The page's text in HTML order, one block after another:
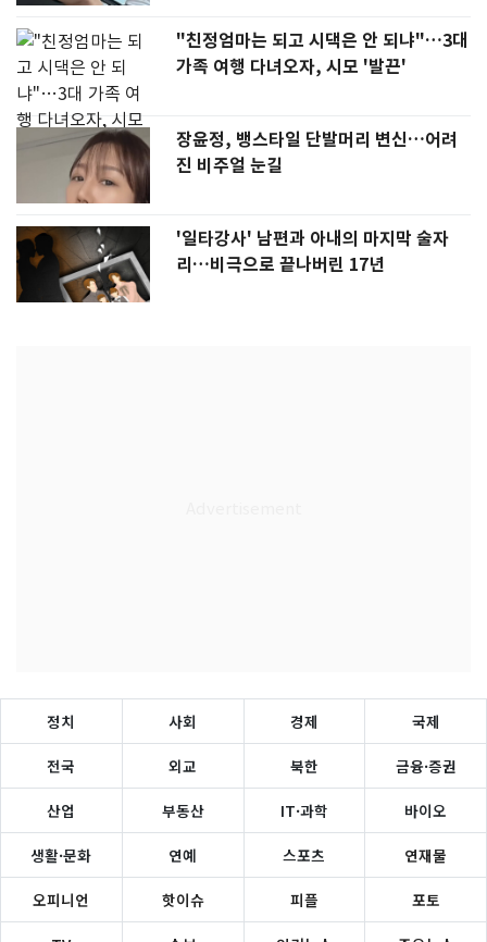
"친정엄마는 되고 시댁은 안 되냐"…3대
가족 여행 다녀오자, 시모 '발끈'
장윤정, 뱅스타일 단발머리 변신…어려
진 비주얼 눈길
'일타강사' 남편과 아내의 마지막 술자
리…비극으로 끝나버린 17년
정치 사회 경제 국제
전국 외교 북한 금융·증권
산업 부동산 IT·과학 바이오
생활·문화 연예 스포츠 연재물
오피니언 핫이슈 피플 포토